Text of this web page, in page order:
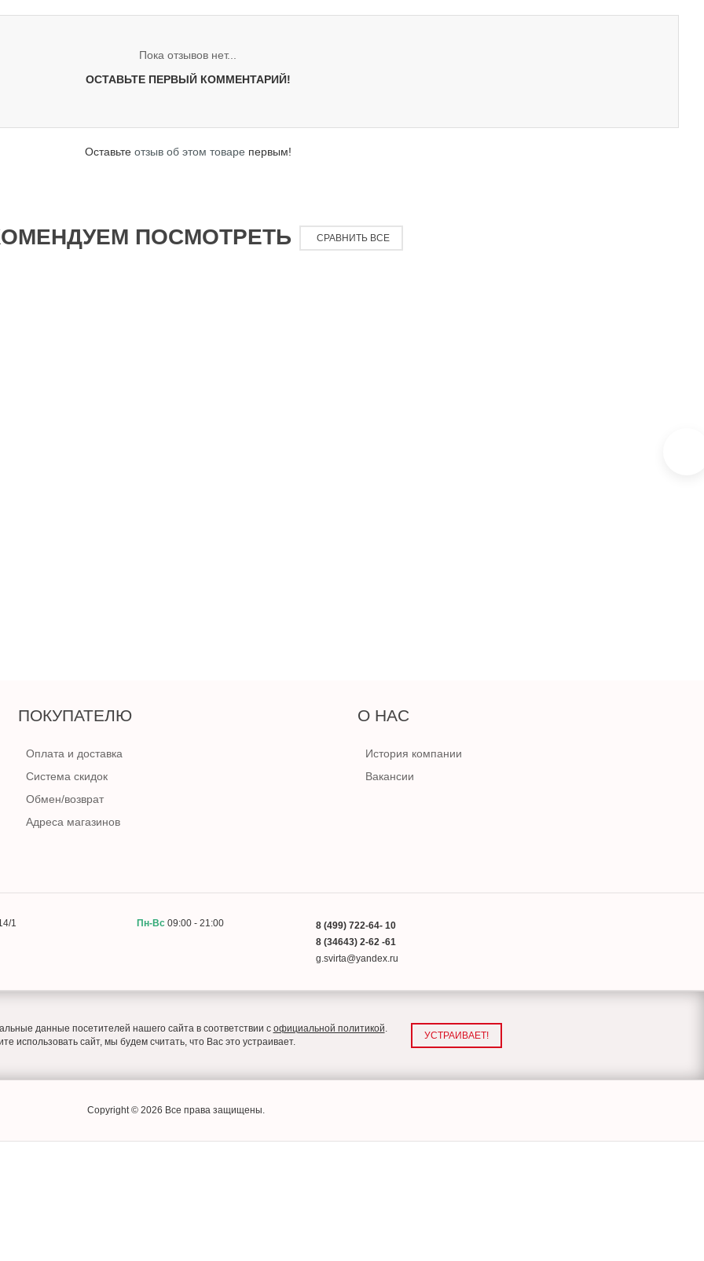
Пока отзывов нет...
ОСТАВЬТЕ ПЕРВЫЙ КОММЕНТАРИЙ!
Оставьте отзыв об этом товаре первым!
ПОСМОТРЕТЬ СРАВНИТЬ ВСЕ
ПОКУПАТЕЛЮ
Оплата и доставка
Система скидок
Обмен/возврат
Адреса магазинов
О НАС
История компании
Вакансии
1 Пн-Вс 09:00 - 21:00
8 (499) 722-64- 10
8 (34643) 2-62 -61
g.svirta@yandex.ru
данные посетителей нашего сайта в соответствии с официальной политикой
использовать сайт, мы будем считать, что Вас это устраивает.
УСТРАИВАЕТ!
Copyright © 2026 Все права защищены.